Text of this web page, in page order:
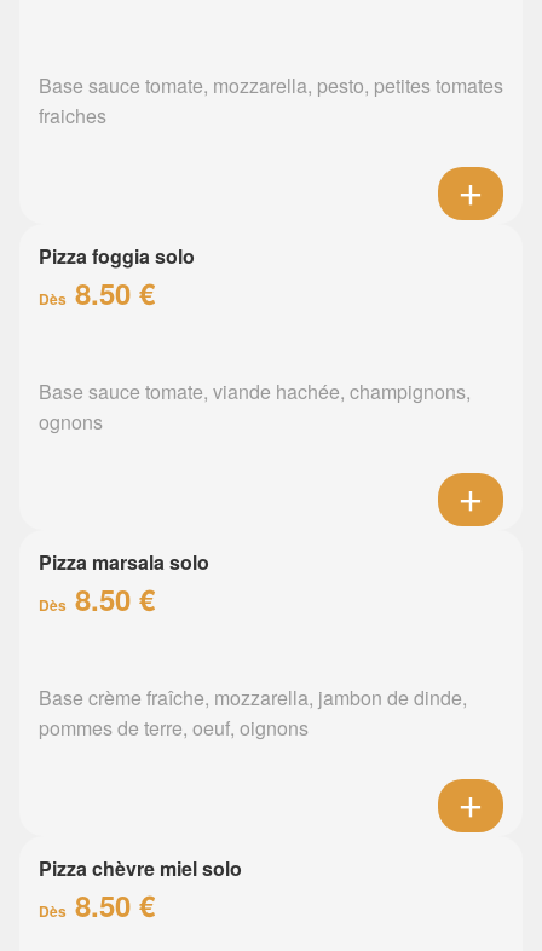
Base sauce tomate, mozzarella, pesto, petites tomates
fraiches
Pizza foggia solo
Dès 8.50 €
Base sauce tomate, viande hachée, champignons,
ognons
Pizza marsala solo
Dès 8.50 €
Base crème fraîche, mozzarella, jambon de dinde,
pommes de terre, oeuf, oignons
Pizza chèvre miel solo
Dès 8.50 €